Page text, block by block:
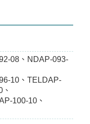
08、NDAP-093-
10、TELDAP-
100-10、